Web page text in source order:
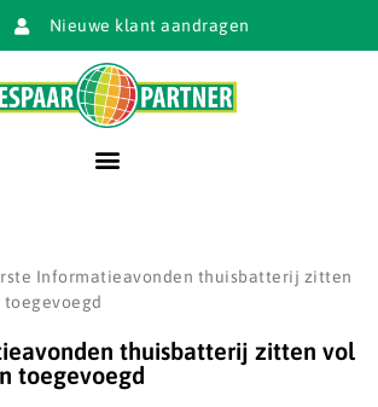
Nieuwe klant aandragen
Informatieavonden thuisbatterij zitten
thuisbatterij zitten vol
toegevoegd